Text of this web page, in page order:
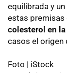
equilibrada y
estas premisas
colesterol en
casos el origen
Foto | iStock